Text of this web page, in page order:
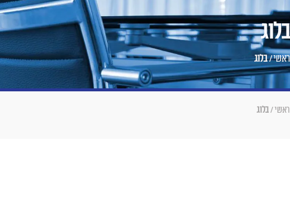
בלוג
ראשי/בלוג
ראשי/בלוג